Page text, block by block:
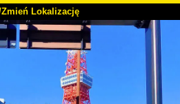
Zmień Lokalizację
TOP
Specyfikacja
Rezerwacja